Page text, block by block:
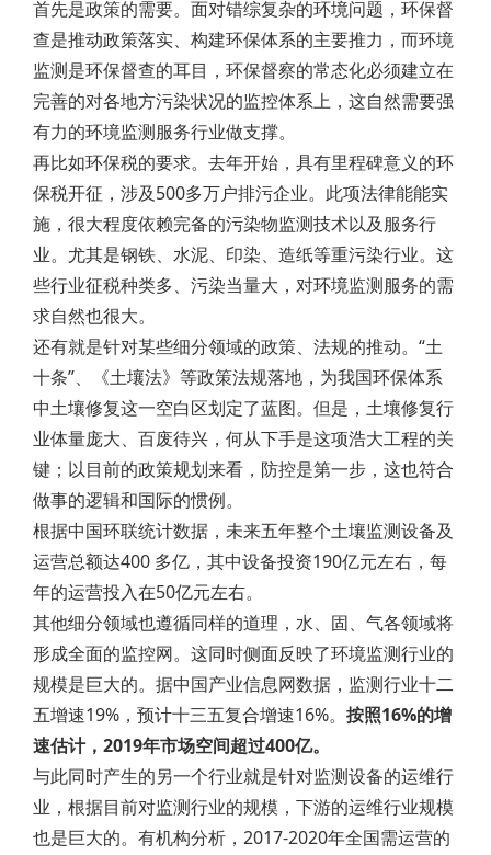
首先是政策的需要。面对错综复杂的环境问题，环保督
查是推动政策落实、构建环保体系的主要推力，而环境
监测是环保督查的耳目，环保督察的常态化必须建立在
完善的对各地方污染状况的监控体系上，这自然需要强
有力的环境监测服务行业做支撑。
再比如环保税的要求。去年开始，具有里程碑意义的环
保税开征，涉及500多万户排污企业。此项法律能能实
施，很大程度依赖完备的污染物监测技术以及服务行
业。尤其是钢铁、水泥、印染、造纸等重污染行业。这
些行业征税种类多、污染当量大，对环境监测服务的需
求自然也很大。
还有就是针对某些细分领域的政策、法规的推动。“土
十条”、《土壤法》等政策法规落地，为我国环保体系
中土壤修复这一空白区划定了蓝图。但是，土壤修复行
业体量庞大、百废待兴，何从下手是这项浩大工程的关
键；以目前的政策规划来看，防控是第一步，这也符合
做事的逻辑和国际的惯例。
根据中国环联统计数据，未来五年整个土壤监测设备及
运营总额达400 多亿，其中设备投资190亿元左右，每
年的运营投入在50亿元左右。
其他细分领域也遵循同样的道理，水、固、气各领域将
形成全面的监控网。这同时侧面反映了环境监测行业的
规模是巨大的。据中国产业信息网数据，监测行业十二
五增速19%，预计十三五复合增速16%。 按照16%的增
速估计，2019年市场空间超过400亿。
与此同时产生的另一个行业就是针对监测设备的运维行
业，根据目前对监测行业的规模，下游的运维行业规模
也是巨大的。有机构分析，2017-2020年全国需运营的